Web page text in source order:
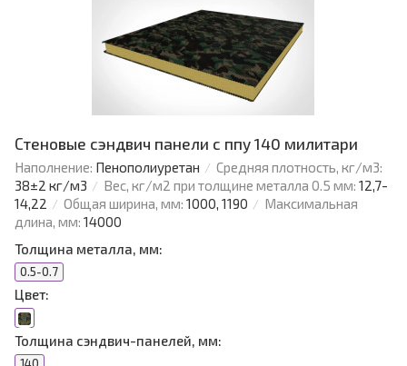
Стеновые сэндвич панели с ппу 140 милитари
Наполнение: Пенополиуретан
Средняя плотность, кг/м3:
38±2 кг/м3
Вес, кг/м2 при толщине металла 0.5 мм: 12,7-
14,22
Общая ширина, мм: 1000, 1190
Максимальная
длина, мм: 14000
Толщина металла, мм:
0.5-0.7
Цвет:
Толщина сэндвич-панелей, мм: